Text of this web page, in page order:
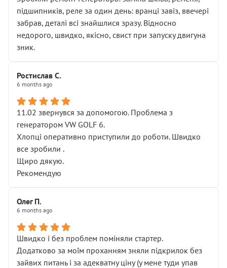
підшипників, реле за один день: вранці завіз, ввечері
забрав, деталі всі знайшлися зразу. Відносно
недорого, швидко, якісно, свист при запуску двигуна
зник.
Ростислав С.
6 months ago
11.02 звернувся за допомогою. Проблема з
генератором VW GOLF 6.
Хлопці оперативно приступили до роботи. Швидко
все зробили .
Щиро дякую.
Рекомендую
Олег П.
6 months ago
Швидко і без проблем поміняли стартер.
Додатково за моїм проханням зняли підкрилок без
зайвих питань і за адекватну ціну (у мене туди упав